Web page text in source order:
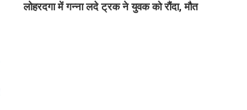
लोहरदगा में गन्ना लदे ट्रक ने युवक को रौंदा, मौत